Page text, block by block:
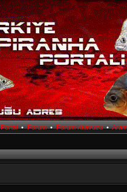
Portal•Forum•Forum Kılavuzu•